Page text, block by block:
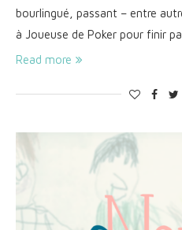
bourlingué, passant – entre
à Joueuse de Poker pour finir
Read more